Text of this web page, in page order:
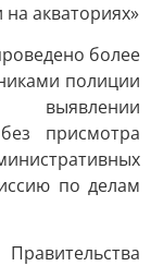
акваториях»
более
полиции
присмотра
по делам